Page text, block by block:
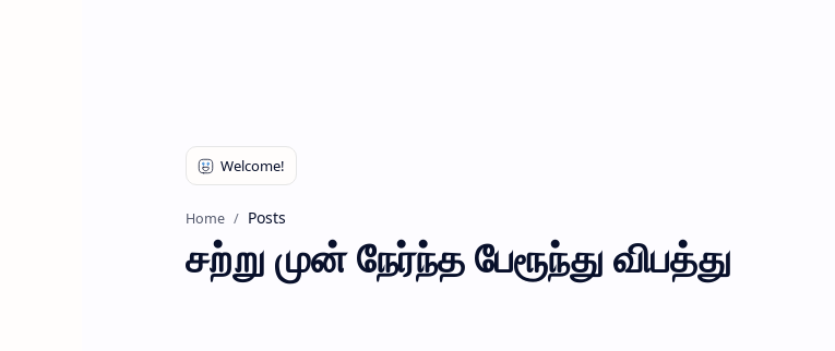
Home Posts
சற்று முன் நேர்ந்த பேரூந்து விபத்து